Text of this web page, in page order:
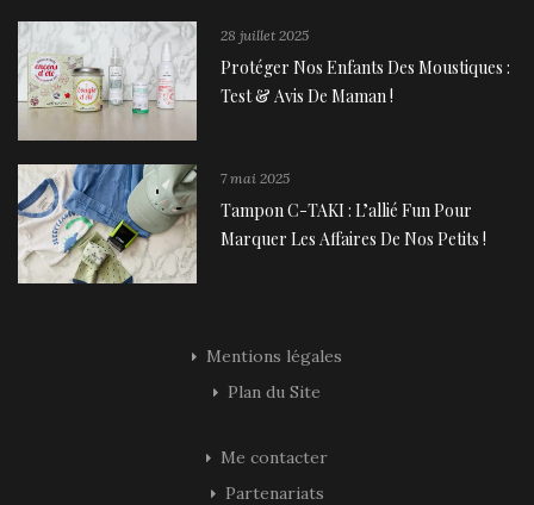
28 juillet 2025
Protéger Nos Enfants Des Moustiques :
Test & Avis De Maman !
7 mai 2025
Tampon C-TAKI : L’allié Fun Pour
Marquer Les Affaires De Nos Petits !
Mentions légales
Plan du Site
Me contacter
Partenariats